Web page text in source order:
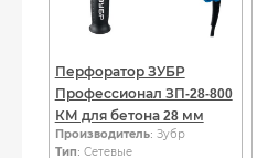
Перфоратор ЗУБР
Профессионал ЗП-28-800
КМ для бетона 28 мм
Производитель: Зубр
Тип: Сетевые